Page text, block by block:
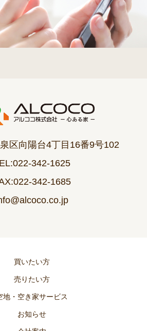
区向陽台4丁目16番9号102
342-1625
342-1685
買いたい方
売りたい方
地・空き家サービス
お知らせ